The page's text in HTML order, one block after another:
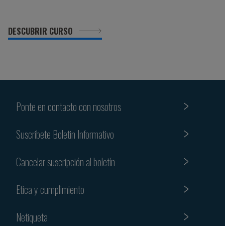
DESCUBRIR CURSO
Ponte en contacto con nosotros
Suscribete Boletin Informativo
Cancelar suscripción al boletín
Etica y cumplimiento
Netiqueta